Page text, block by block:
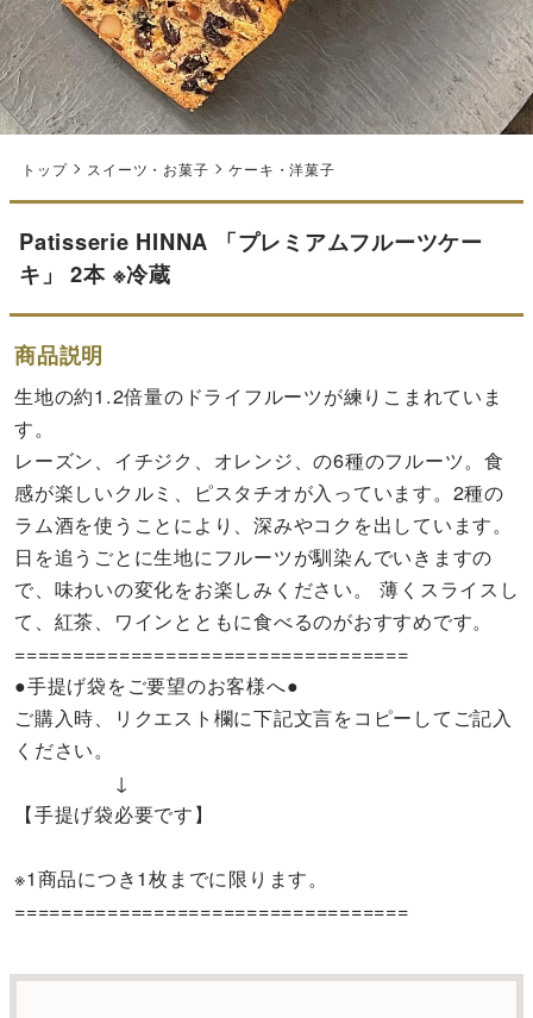
トップ スイーツ・お菓子 ケーキ・洋菓子
Patisserie HINNA 「プレミアムフルーツケー
キ」 2本 ※冷蔵
商品説明
生地の約1.2倍量のドライフルーツが練りこまれていま
す。
レーズン、イチジク、オレンジ、の6種のフルーツ。食
感が楽しいクルミ、ピスタチオが入っています。2種の
ラム酒を使うことにより、深みやコクを出しています。
日を追うごとに生地にフルーツが馴染んでいきますの
で、味わいの変化をお楽しみください。 薄くスライスし
て、紅茶、ワインとともに食べるのがおすすめです。
==================================
●手提げ袋をご要望のお客様へ●
ご購入時、リクエスト欄に下記文言をコピーしてご記入
ください。
↓
【手提げ袋必要です】
※1商品につき1枚までに限ります。
==================================